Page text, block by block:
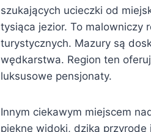
szukających ucieczki od
tysiąca jezior. To malowniczy
turystycznych. Mazury są
wędkarstwa. Region ten
luksusowe pensjonaty.
Innym ciekawym miejscem
piękne widoki, dziką przyrodę